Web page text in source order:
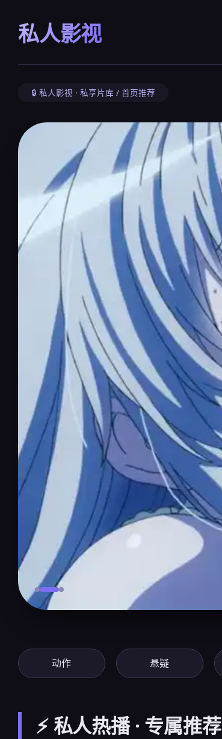
私人影视
🔒 私人影视 · 私享片库 / 首页推荐
动作 悬疑
⚡ 私人热播 · 专属推荐